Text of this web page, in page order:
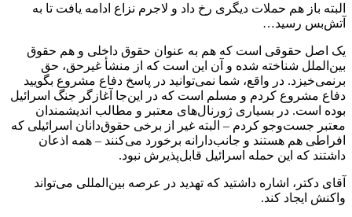
البته باز هم حملات دیگری رخ داد و لاجرم نزاع ادامه یافت تا به
آتش‌بس رسید…
یک اصل حقوقی است که هم به عنوان حقوق داخلی و هم حقوق
بین‌الملل شناخته شده و آن این است که از منشأ غیرحق، حق
برنمی‌خیزد. در واقع، شما نمی‌توانید در پاسخ دفاع مشروع بگویید
دفاع مشروع کردم و مسلم است که در این‌جا آغازگر جنگ اسرائیل
بوده است. در بسیاری ژورنال‌های معتبر و مطالب اندیشمندان
معتبر جست‌وجو کردم – البته غیر از برخی حقوق‌دانان اسرائیلی که
افراطی هم هستند و جانب‌دارانه برخورد می‌کنند – همه اذعان
داشتند که این حمله اسرائیل قابل‌پذیرش نبود.
آقای دکتر، اشاره داشتید که تهدید در عرصه بین‌المللی می‌تواند
واکنش ایجاد کند.